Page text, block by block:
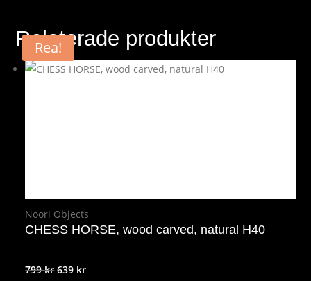
Relaterade produkter
Rea!
Noori Objects
CHESS HORSE, wood carved, natural H40
799krDet
639 krDet